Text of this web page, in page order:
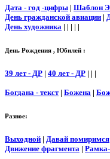
Дата - год -цифры | Шаблон
День гражданской авиации |
День художника | | | | |
День Рождения , Юбилей :
39 лет - ДР | 40 лет - ДР | | |
Богдана - текст| Божена |
Разное:
Выходной | Давай помиримся
Движение фрагмента |